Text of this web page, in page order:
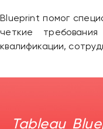
Blueprint помог
четкие
квалификации,
Tableau